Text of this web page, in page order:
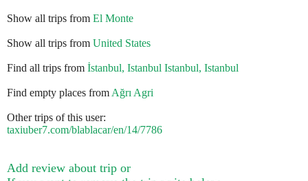
Show all trips from El Monte
Show all trips from United States
Find all trips from İstanbul, Istanbul Istanbul, Istanbul
Find empty places from Ağrı Agri
Other trips of this user:
taxiuber7.com/blablacar/en/14/7786
Add review about trip or